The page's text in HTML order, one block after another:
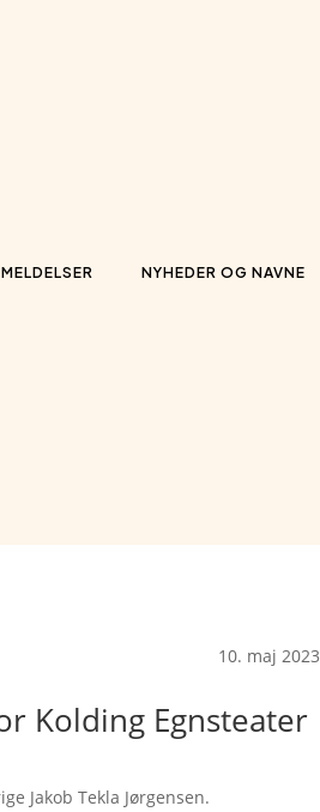
NYHEDER OG NAVNE
10. maj 2023
Kolding Egnsteater
Jakob Tekla Jørgensen.